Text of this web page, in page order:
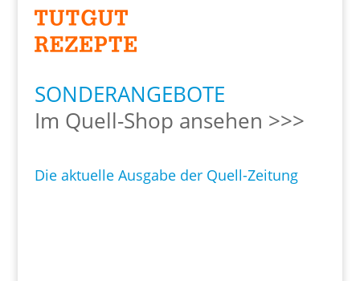
SONDERANGEBOTE
Im Quell-Shop ansehen >>>
Die aktuelle Ausgabe der Quell-Zeitung